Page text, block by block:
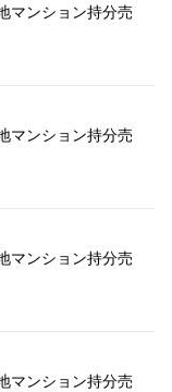
マンション持分売
マンション持分売
マンション持分売
マンション持分売